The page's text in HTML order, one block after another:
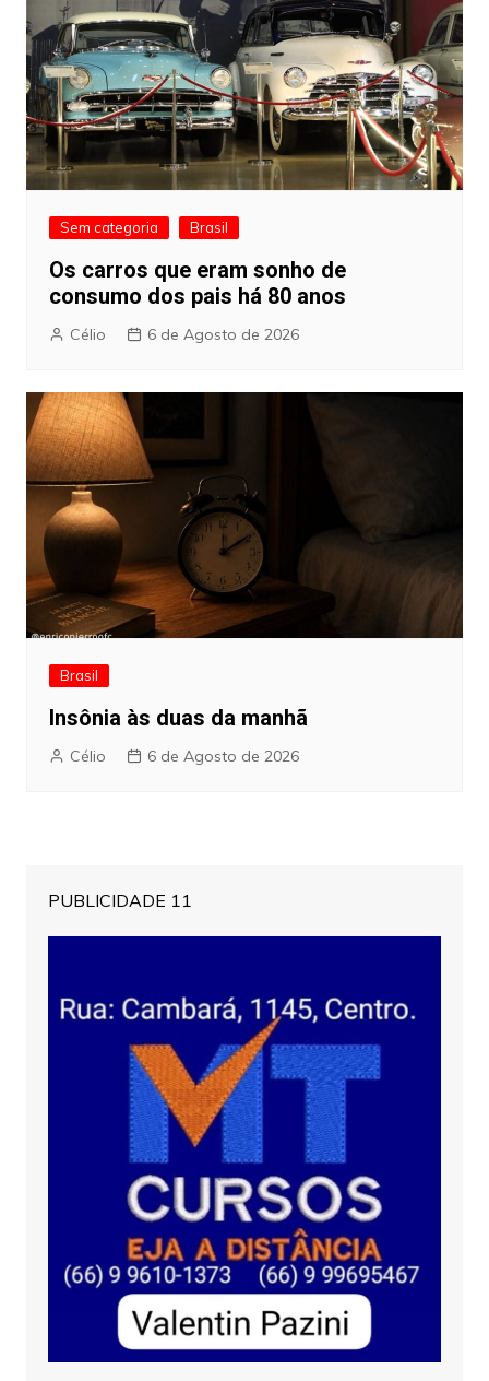
Sem categoria Brasil
Os carros que eram sonho de
consumo dos pais há 80 anos
Célio 6 de Agosto de 2026
Brasil
Insônia às duas da manhã
Célio 6 de Agosto de 2026
PUBLICIDADE 11